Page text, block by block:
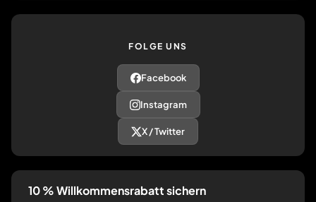
FOLGE UNS
Facebook
Instagram
X / Twitter
10 % Willkommensrabatt sichern